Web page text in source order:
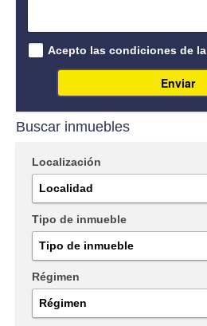
Acepto las condiciones de la
Enviar
Buscar inmuebles
Localización
Localidad
Tipo de inmueble
Tipo de inmueble
Régimen
Régimen